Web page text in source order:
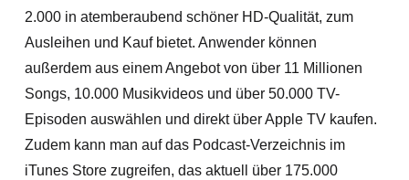
2.000 in atemberaubend schöner HD-Qualität, zum
Ausleihen und Kauf bietet. Anwender können
außerdem aus einem Angebot von über 11 Millionen
Songs, 10.000 Musikvideos und über 50.000 TV-
Episoden auswählen und direkt über Apple TV kaufen.
Zudem kann man auf das Podcast-Verzeichnis im
iTunes Store zugreifen, das aktuell über 175.000